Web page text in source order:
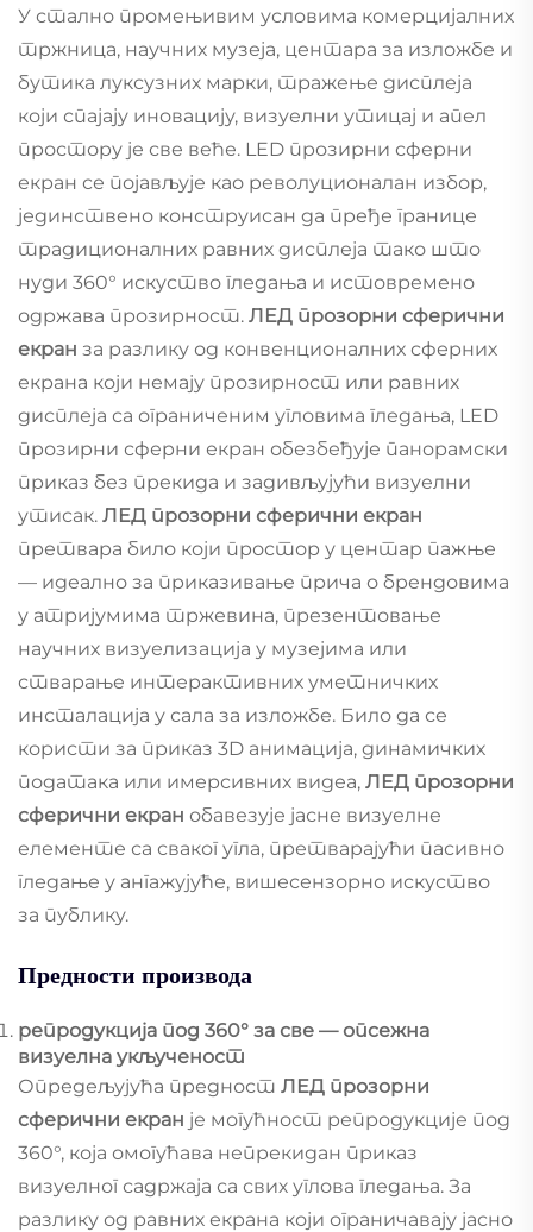
У стално промењивим условима комерцијалних
тржница, научних музеја, центара за изложбе и
бутика луксузних марки, тражење дисплеја
који спајају иновацију, визуелни утицај и апел
простору је све веће. LED прозирни сферни
екран се појављује као револуционалан избор,
јединствено конструисан да пређе границе
традиционалних равних дисплеја тако што
нуди 360° искуство гледања и истовремено
одржава прозирност. ЛЕД прозорни сферични
екран за разлику од конвенционалних сферних
екрана који немају прозирност или равних
дисплеја са ограниченим угловима гледања, LED
прозирни сферни екран обезбеђује панорамски
приказ без прекида и задивљујући визуелни
утисак. ЛЕД прозорни сферични екран
претвара било који простор у центар пажње
— идеално за приказивање прича о брендовима
у атријумима тржевина, презентовање
научних визуелизација у музејима или
стварање интерактивних уметничких
инсталација у сала за изложбе. Било да се
користи за приказ 3D анимација, динамичких
података или имерсивних видеа, ЛЕД прозорни
сферични екран обавезује јасне визуелне
елементе са сваког угла, претварајући пасивно
гледање у ангажујуће, вишесензорно искуство
за публику.
Предности производа
репродукција под 360° за све — опсежна
визуелна укљученост
Опредељујућа предност ЛЕД прозорни
сферични екран је могућност репродукције под
360°, која омогућава непрекидан приказ
визуелног садржаја са свих углова гледања. За
разлику од равних екрана који ограничавају јасно